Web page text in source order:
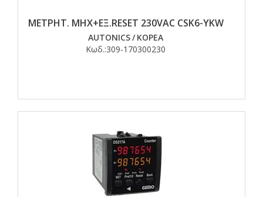
ΜΕΤΡΗΤ. MHX+EΞ.RESET 230VAC CSK6-YKW
AUTONICS/ ΚΟΡΕΑ
Κωδ.:309-170300230